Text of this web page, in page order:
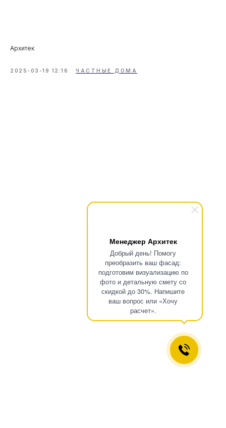
Менеджер Архитек
Добрый день! Помогу
преобразить ваш фасад:
подготовим визуализацию по
фото и детальную смету со
скидкой до 30%. Напишите
ваш вопрос или «Хочу
расчет».
Архитек
2025-03-19 12:16 ЧАСТНЫЕ ДОМА